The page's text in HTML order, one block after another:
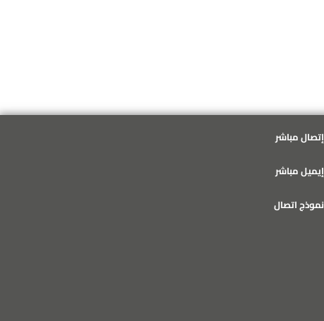
إتصال مباشر
إيميل مباشر
نموذج اتصال